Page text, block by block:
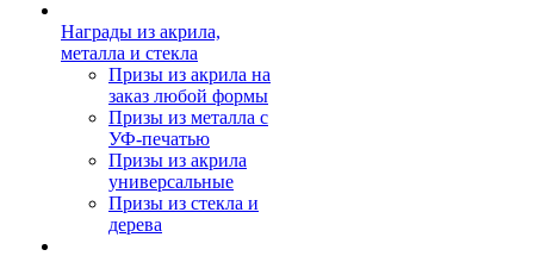
Награды из акрила,
металла и стекла
Призы из акрила на
заказ любой формы
Призы из металла с
УФ-печатью
Призы из акрила
универсальные
Призы из стекла и
дерева